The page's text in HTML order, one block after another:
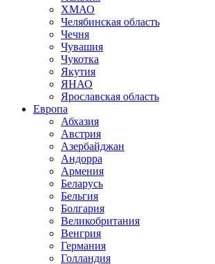
ХМАО
Челябинская область
Чечня
Чувашия
Чукотка
Якутия
ЯНАО
Ярославская область
Европа
Абхазия
Австрия
Азербайджан
Андорра
Армения
Беларусь
Бельгия
Болгария
Великобритания
Венгрия
Германия
Голландия